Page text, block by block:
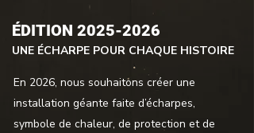
ÉDITION 2025-2026
​UNE ÉCHARPE POUR CHAQUE HISTOIRE
En 2026, nous souhaitons créer une
installation géante faite d’écharpes,
symbole de chaleur, de protection et de